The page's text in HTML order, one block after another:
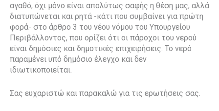
αγαθό, όχι μόνο είναι απολύτως σαφής η θέση μας, αλλά
διατυπώνεται και ρητά -κάτι που συμβαίνει για πρώτη
φορά- στο άρθρο 3 του νέου νόμου του Υπουργείου
Περιβάλλοντος, που ορίζει ότι οι πάροχοι του νερού
είναι δημόσιες και δημοτικές επιχειρήσεις. Το νερό
παραμένει υπό δημόσιο έλεγχο και δεν
ιδιωτικοποιείται.
Σας ευχαριστώ και παρακαλώ για τις ερωτήσεις σας.